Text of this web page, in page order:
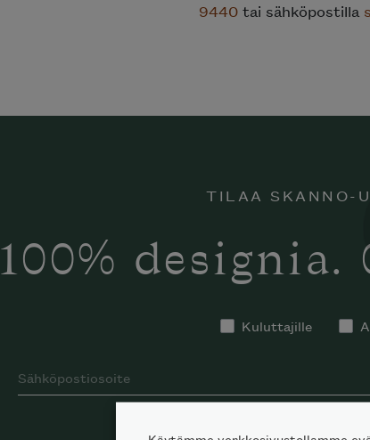
9440 tai sähköpostilla
TILAA SKANNO-
100% designia.
Kuluttajille